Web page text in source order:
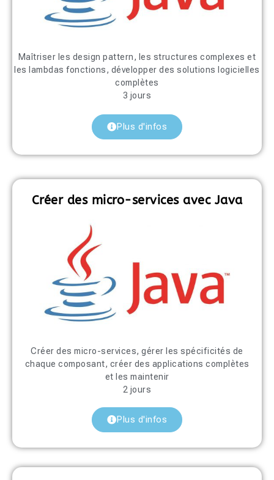
Maîtriser les design pattern, les structures complexes et
les lambdas fonctions, développer des solutions logicielles
complètes
3 jours
Plus d'infos
Créer des micro-services avec Java
Créer des micro-services, gérer les spécificités de
chaque composant, créer des applications complètes
et les maintenir
2 jours
Plus d'infos